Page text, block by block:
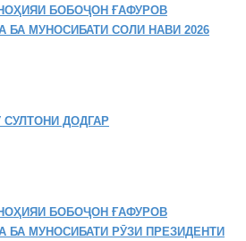
БОБОҶОН ҒАФУРОВ
БА МУНОСИБАТИ СОЛИ НАВИ 2026
СУЛТОНИ ДОДГАР
БОБОҶОН ҒАФУРОВ
БА МУНОСИБАТИ РӮЗИ ПРЕЗИДЕНТИ